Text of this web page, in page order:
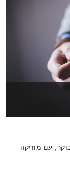
עם מוזיקה